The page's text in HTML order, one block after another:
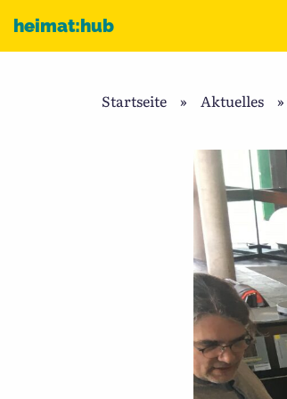
heimat:hub
Startseite » Aktuelles »